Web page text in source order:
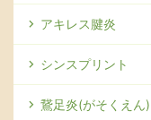
アキレス腱炎
シンスプリント
鵞足炎(がそくえん)